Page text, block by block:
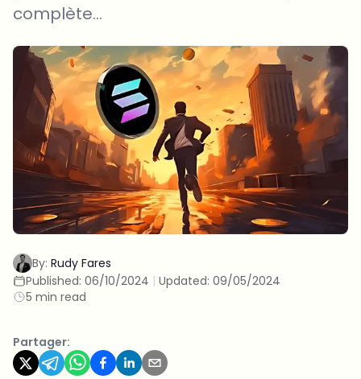
complète...
By: Rudy Fares
Published: 06/10/2024 | Updated: 09/05/2024
5 min read
Partager: